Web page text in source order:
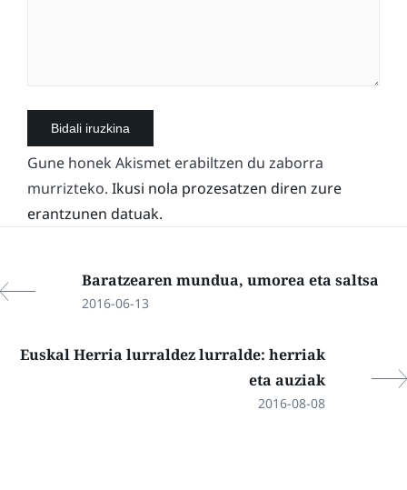
Gune honek Akismet erabiltzen du zaborra
murrizteko. Ikusi nola prozesatzen diren zure
erantzunen datuak.
Baratzearen mundua, umorea eta saltsa
2016-06-13
Euskal Herria lurraldez lurralde: herriak
eta auziak
2016-08-08